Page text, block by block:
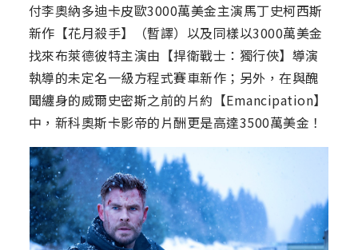
付李奧納多迪卡皮歐3000萬美金主演馬丁史柯西斯
新作【花月殺手】（暫譯）以及同樣以3000萬美金
找來布萊德彼特主演由【捍衛戰士：獨行俠】導演
執導的未定名一級方程式賽車新作；另外，在與醜
聞纏身的威爾史密斯之前的片約【Emancipation】
中，新科奧斯卡影帝的片酬更是高達3500萬美金！